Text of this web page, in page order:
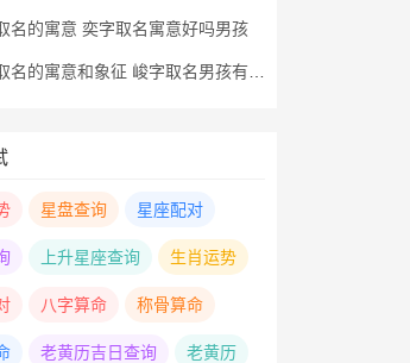
名的寓意 奕字取名寓意好吗男孩
名的寓意和象征 峻字取名男孩有寓意
星盘查询 星座配对
上升星座查询 生肖运势
八字算命 称骨算命
老黄历吉日查询 老黄历